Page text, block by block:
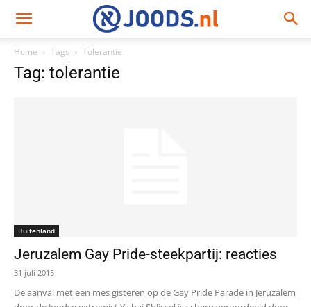
Home Tags Tolerantie
Tag: tolerantie
Buitenland
Jeruzalem Gay Pride-steekpartij: reacties
31 juli 2015
De aanval met een mes gisteren op de Gay Pride Parade in Jeruzalem